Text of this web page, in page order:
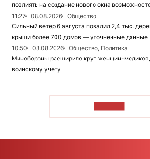
повлиять на создание нового окна
11:27
08.08.2026
Общество
Сильный ветер 6 августа повалил 2,4 тыс.
крыши более 700 домов — уточненные
10:50
08.08.2026
Общество, Политика
Минобороны расширило круг женщин-
воинскому учету